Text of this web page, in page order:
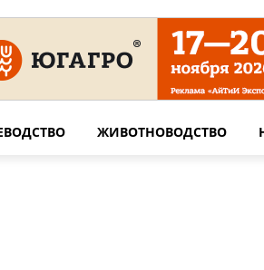
ЖИВОТНОВОДСТВО